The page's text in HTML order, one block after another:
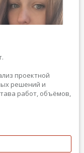
проектной
решений и
работ, объёмов,